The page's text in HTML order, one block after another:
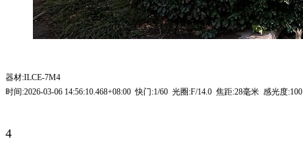
器材:ILCE-7M4
时间:2026-03-06 14:56:10.468+08:00 快门:1/60 光圈:F/14.0 焦距:28毫米 感光度:100
4